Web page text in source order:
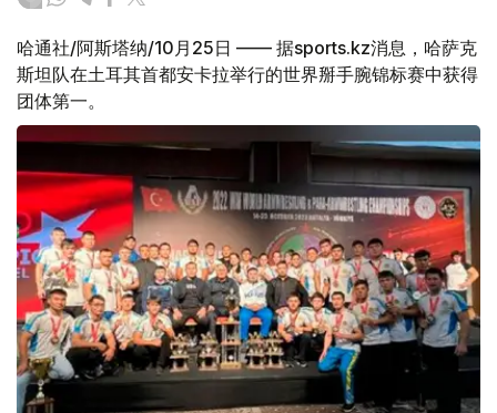
哈通社/阿斯塔纳/10月25日 —— 据sports.kz消息，哈萨克
斯坦队在土耳其首都安卡拉举行的世界掰手腕锦标赛中获得
团体第一。